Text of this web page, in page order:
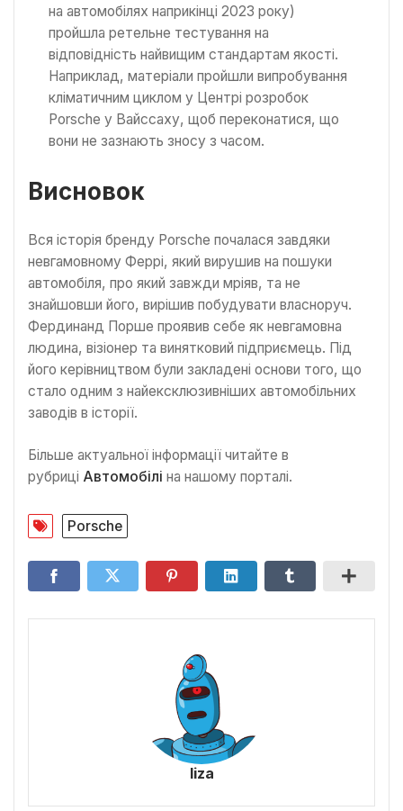
на автомобілях наприкінці 2023 року)
пройшла ретельне тестування на
відповідність найвищим стандартам якості.
Наприклад, матеріали пройшли випробування
кліматичним циклом у Центрі розробок
Porsche у Вайссаху, щоб переконатися, що
вони не зазнають зносу з часом.
Висновок
Вся історія бренду Porsche почалася завдяки
невгамовному Феррі, який вирушив на пошуки
автомобіля, про який завжди мріяв, та не
знайшовши його, вирішив побудувати власноруч.
Фердинанд Порше проявив себе як невгамовна
людина, візіонер та винятковий підприємець. Під
його керівництвом були закладені основи того, що
стало одним з найексклюзивніших автомобільних
заводів в історії.
Більше актуальної інформації читайте в
рубриці Автомобілі на нашому порталі.
Porsche
liza